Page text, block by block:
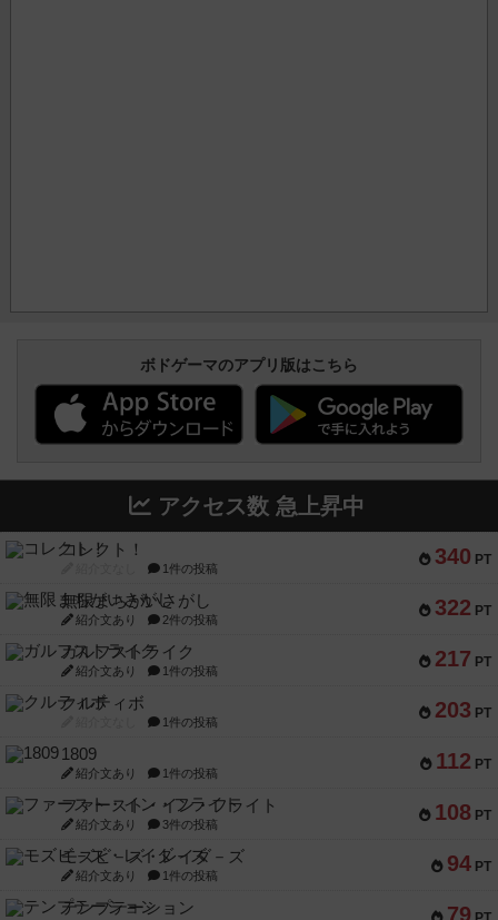
ボドゲーマのアプリ版はこちら
アクセス数 急上昇中
340 PT
コレクト！
1件の投稿
322 PT
無限まちがいさがし
紹介文あり 2件の投稿
217 PT
ガルフストライク
紹介文あり 1件の投稿
203 PT
クルティボ
1件の投稿
112 PT
1809
紹介文あり 1件の投稿
108 PT
ファースト・イン・フライト
紹介文あり 3件の投稿
94 PT
モズビ－ズ・レイダ－ズ
紹介文あり 1件の投稿
79
テンプテーション